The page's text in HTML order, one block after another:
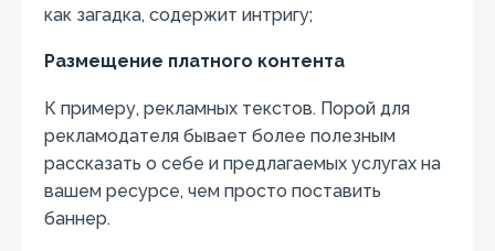
как загадка, содержит интригу;
Размещение платного контента
К примеру, рекламных текстов. Порой для
рекламодателя бывает более полезным
рассказать о себе и предлагаемых услугах на
вашем ресурсе, чем просто поставить
баннер.